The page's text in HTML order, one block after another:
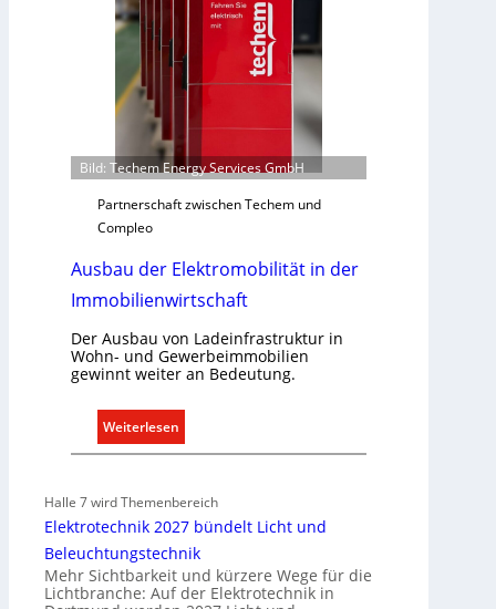
k
n
m
S
y
t
e
m
.
Bild: Techem Energy Services GmbH
Partnerschaft zwischen Techem und
Compleo
Ausbau der Elektromobilität in der
Immobilienwirtschaft
Der Ausbau von Ladeinfrastruktur in
Wohn- und Gewerbeimmobilien
gewinnt weiter an Bedeutung.
Weiterlesen
A
s
b
u
d
Halle 7 wird Themenbereich
Elektrotechnik 2027 bündelt Licht und
Beleuchtungstechnik
Mehr Sichtbarkeit und kürzere Wege für die
Lichtbranche: Auf der Elektrotechnik in